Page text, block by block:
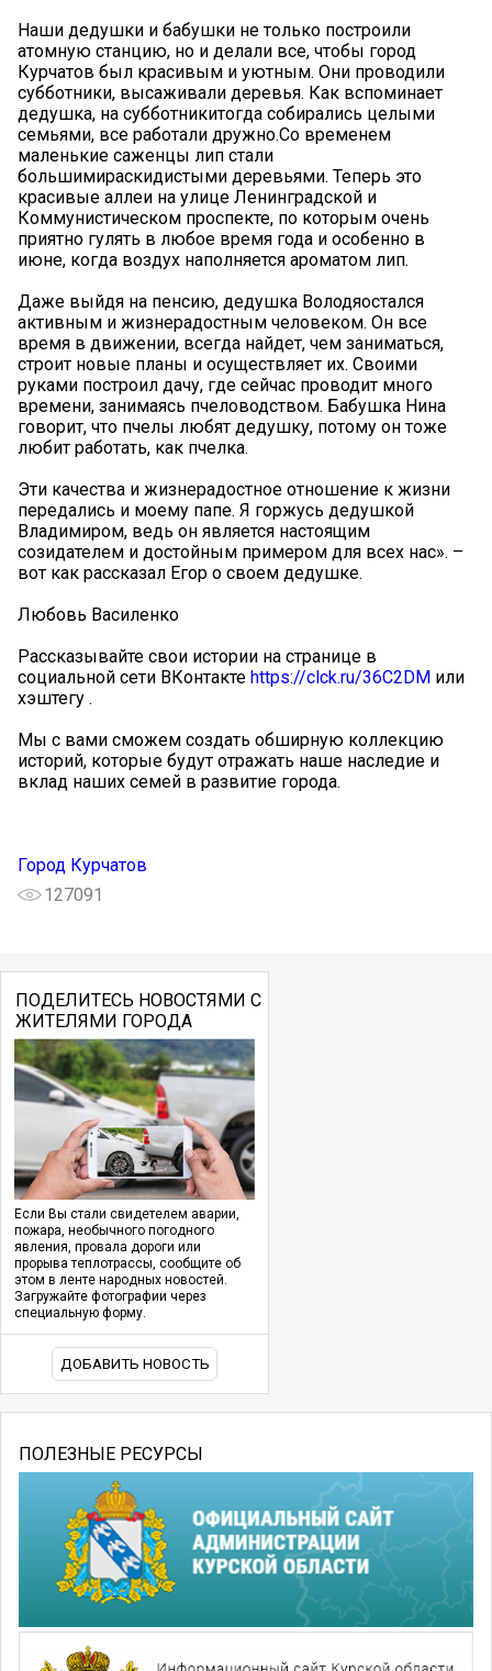
Наши дедушки и бабушки не только построили
атомную станцию, но и делали все, чтобы город
Курчатов был красивым и уютным. Они проводили
субботники, высаживали деревья. Как вспоминает
дедушка, на субботникитогда собирались целыми
семьями, все работали дружно.Со временем
маленькие саженцы лип стали
большимираскидистыми деревьями. Теперь это
красивые аллеи на улице Ленинградской и
Коммунистическом проспекте, по которым очень
приятно гулять в любое время года и особенно в
июне, когда воздух наполняется ароматом лип.
Даже выйдя на пенсию, дедушка Володяостался
активным и жизнерадостным человеком. Он все
время в движении, всегда найдет, чем заниматься,
строит новые планы и осуществляет их. Своими
руками построил дачу, где сейчас проводит много
времени, занимаясь пчеловодством. Бабушка Нина
говорит, что пчелы любят дедушку, потому он тоже
любит работать, как пчелка.
Эти качества и жизнерадостное отношение к жизни
передались и моему папе. Я горжусь дедушкой
Владимиром, ведь он является настоящим
созидателем и достойным примером для всех нас». –
вот как рассказал Егор о своем дедушке.
Любовь Василенко
Рассказывайте свои истории на странице в
социальной сети ВКонтакте https://clck.ru/36C2DM или
хэштегу .
Мы с вами сможем создать обширную коллекцию
историй, которые будут отражать наше наследие и
вклад наших семей в развитие города.
Город Курчатов
127091
ПОДЕЛИТЕСЬ НОВОСТЯМИ С
ЖИТЕЛЯМИ ГОРОДА
Если Вы стали свидетелем аварии,
пожара, необычного погодного
явления, провала дороги или
прорыва теплотрассы, сообщите об
этом в ленте народных новостей.
Загружайте фотографии через
специальную форму.
ДОБАВИТЬ НОВОСТЬ
ПОЛЕЗНЫЕ РЕСУРСЫ